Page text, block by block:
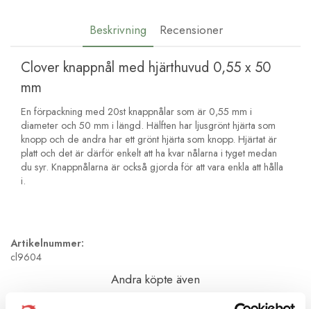
Beskrivning Recensioner
Clover knappnål med hjärthuvud 0,55 x 50
mm
En förpackning med 20st knappnålar som är 0,55 mm i
diameter och 50 mm i längd. Hälften har ljusgrönt hjärta som
knopp och de andra har ett grönt hjärta som knopp. Hjärtat är
platt och det är därför enkelt att ha kvar nålarna i tyget medan
du syr. Knappnålarna är också gjorda för att vara enkla att hålla
i.
Artikelnummer:
cl9604
Andra köpte även